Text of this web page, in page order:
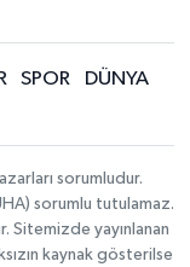
SPOR
DÜNYA
sorumludur.
sorumlu tutulamaz.
Sitemizde yayınlanan
kaynak gösterilse